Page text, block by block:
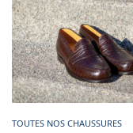
Choix des options
TOUTES NOS CHAUSSURES